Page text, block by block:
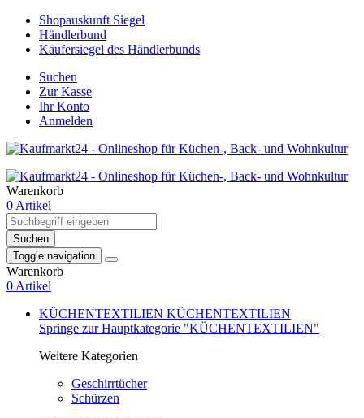
Shopauskunft Siegel
Händlerbund
Käufersiegel des Händlerbunds
Suchen
Zur Kasse
Ihr Konto
Anmelden
Warenkorb
0 Artikel
Suchen
Toggle navigation
Warenkorb
0 Artikel
KÜCHENTEXTILIEN KÜCHENTEXTILIEN
Springe zur Hauptkategorie "KÜCHENTEXTILIEN"
Weitere Kategorien
Geschirrtücher
Schürzen